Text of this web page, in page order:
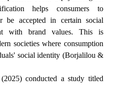
helps consumers to
be accepted in certain social
with brand values. This is
societies where consumption
social identity (Borjalilou &
conducted a study titled